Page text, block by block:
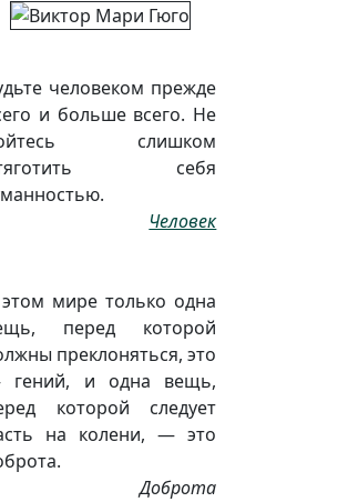
человеком прежде
и больше всего. Не
слишком
себя
Человек
мире только одна
перед которой
преклоняться, это
и одна вещь,
которой следует
на колени, — это
Доброта